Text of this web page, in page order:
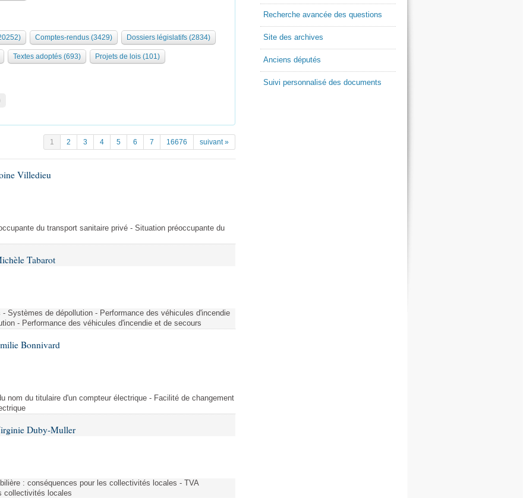
Comptes-rendus (3429) Dossiers législatifs (2834)
Textes adoptés (693) Projets de lois (101)
1 2 3 4 5 6 7 16676 suivant »
Villedieu
du transport sanitaire privé - Situation préoccupante du
Tabarot
Systèmes de dépollution - Performance des véhicules d'incendie
- Performance des véhicules d'incendie et de secours
Bonnivard
nom du titulaire d'un compteur électrique - Facilité de changement
Duby-Muller
: conséquences pour les collectivités locales - TVA
collectivités locales
Recherche avancée des questions
Site des archives
Anciens députés
Suivi personnalisé des documents